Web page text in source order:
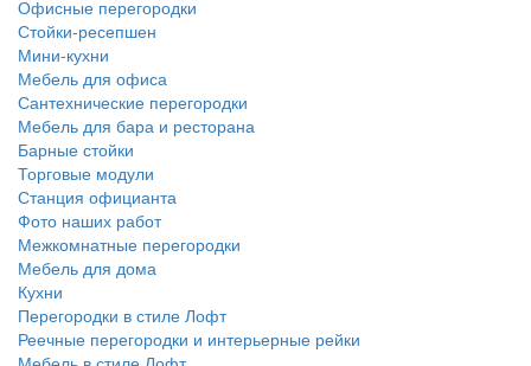
Офисные перегородки
Стойки-ресепшен
Мини-кухни
Мебель для офиса
Сантехнические перегородки
Мебель для бара и ресторана
Барные стойки
Торговые модули
Станция официанта
Фото наших работ
Межкомнатные перегородки
Мебель для дома
Кухни
Перегородки в стиле Лофт
Реечные перегородки и интерьерные рейки